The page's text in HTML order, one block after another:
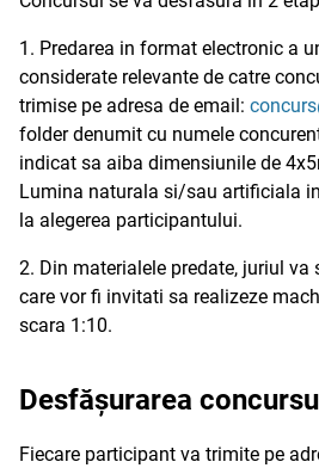
1. Predarea in format electronic a
considerate relevante de catre
trimise pe adresa de email:
folder denumit cu numele
indicat sa aiba dimensiunile de
Lumina naturala si/sau artificiala
la alegerea participantului.
2. Din materialele predate, juriul va
care vor fi invitati sa realizeze
scara 1:10.
Desfășurarea
Fiecare participant va trimite pe